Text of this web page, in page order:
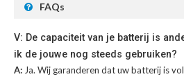
FAQs
V: De capaciteit van je batterij is
ik de jouwe nog steeds gebruiken?
A: Ja. Wij garanderen dat uw batterij is